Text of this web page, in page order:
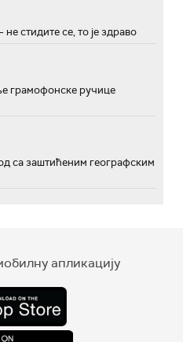
стидите се, то је здраво
грамофонске ручице
са заштићеним географским
апликацију